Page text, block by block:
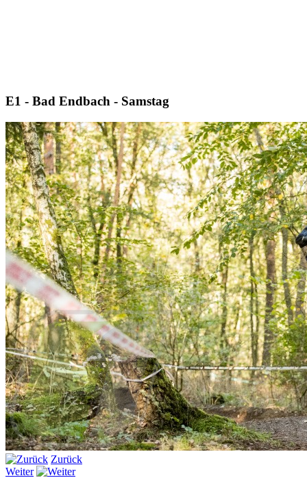
E1 - Bad Endbach - Samstag
Zurück
Weiter